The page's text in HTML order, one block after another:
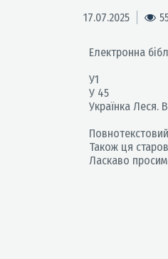
17.07.2025
Електронна
У1
У 45
Українка Леся.
Також ця
Ласкаво